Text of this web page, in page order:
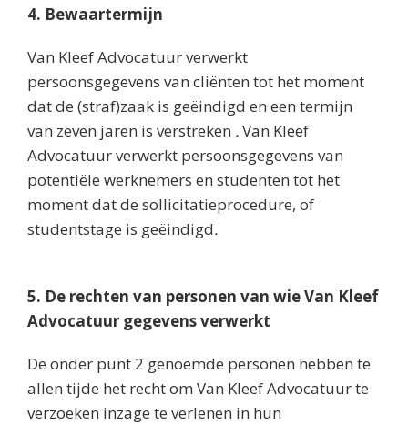
4. Bewaartermijn
Van Kleef Advocatuur verwerkt
persoonsgegevens van cliënten tot het moment
dat de (straf)zaak is geëindigd en een termijn
van zeven jaren is verstreken .Van Kleef
Advocatuur verwerkt persoonsgegevens van
potentiële werknemers en studenten tot het
moment dat de sollicitatieprocedure, of
studentstage is geëindigd.
5. De rechten van personen van wie Van Kleef
Advocatuur gegevens verwerkt
De onder punt 2 genoemde personen hebben te
allen tijde het recht om Van Kleef Advocatuur te
verzoeken inzage te verlenen in hun